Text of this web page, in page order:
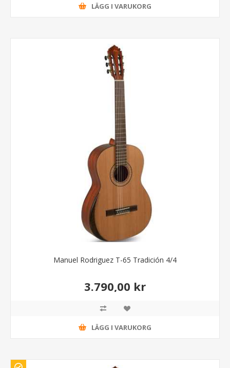
LÄGG I VARUKORG
Manuel Rodriguez T-65 Tradición 4/4
3.790,00 kr
LÄGG I VARUKORG